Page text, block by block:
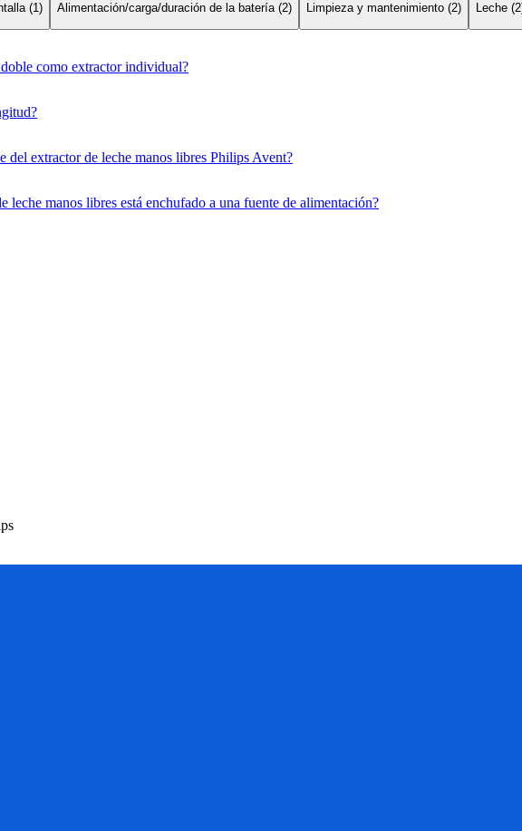
(1) Alimentación/carga/duración de la batería (2) Limpieza y mantenimiento (2) Leche
como extractor individual?
del extractor de leche manos libres Philips Avent?
leche manos libres está enchufado a una fuente de alimentación?